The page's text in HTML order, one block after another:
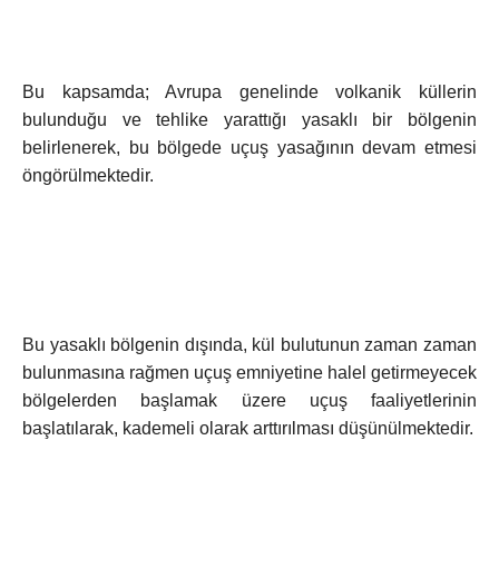
Bu kapsamda; Avrupa genelinde volkanik küllerin
bulunduğu ve tehlike yarattığı yasaklı bir bölgenin
belirlenerek, bu bölgede uçuş yasağının devam etmesi
öngörülmektedir.
Bu yasaklı bölgenin dışında, kül bulutunun zaman zaman
bulunmasına rağmen uçuş emniyetine halel getirmeyecek
bölgelerden başlamak üzere uçuş faaliyetlerinin
başlatılarak, kademeli olarak arttırılması düşünülmektedir.